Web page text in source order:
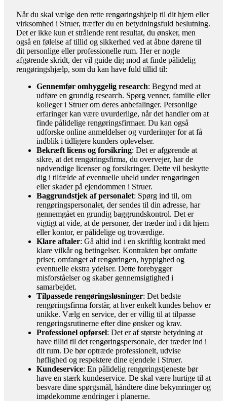
Når du skal vælge den rette rengøringshjælp til dit hjem eller
virksomhed i Struer, træffer du en betydningsfuld beslutning.
Det er ikke kun et strålende rent resultat, du ønsker, men
også en følelse af tillid og sikkerhed ved at åbne dørene til
dit personlige eller professionelle rum. Her er nogle
afgørende skridt, der vil guide dig mod at finde pålidelig
rengøringshjælp, som du kan have fuld tillid til:
Gennemfør omhyggelig research: Begynd med at
udføre en grundig research. Spørg venner, familie eller
kolleger i Struer om deres anbefalinger. Personlige
erfaringer kan være uvurderlige, når det handler om at
finde pålidelige rengøringsfirmaer. Du kan også
udforske online anmeldelser og vurderinger for at få
indblik i tidligere kunders oplevelser.
Bekræft licens og forsikring: Det er afgørende at
sikre, at det rengøringsfirma, du overvejer, har de
nødvendige licenser og forsikringer. Dette vil beskytte
dig i tilfælde af eventuelle uheld under rengøringen
eller skader på ejendommen i Struer.
Baggrundstjek af personalet: Spørg ind til, om
rengøringspersonalet, der sendes til din adresse, har
gennemgået en grundig baggrundskontrol. Det er
vigtigt at vide, at de personer, der træder ind i dit hjem
eller kontor, er pålidelige og troværdige.
Klare aftaler: Gå altid ind i en skriftlig kontrakt med
klare vilkår og betingelser. Kontrakten bør omfatte
priser, omfanget af rengøringen, hyppighed og
eventuelle ekstra ydelser. Dette forebygger
misforståelser og skaber gennemsigtighed i
samarbejdet.
Tilpassede rengøringsløsninger: Det bedste
rengøringsfirma forstår, at hver enkelt kundes behov er
unikke. Vælg en service, der er villig til at tilpasse
rengøringsrutinerne efter dine ønsker og krav.
Professionel opførsel: Det er af største betydning at
have tillid til det rengøringspersonale, der træder ind i
dit rum. De bør optræde professionelt, udvise
høflighed og respektere dine ejendele i Struer.
Kundeservice: En pålidelig rengøringstjeneste bør
have en stærk kundeservice. De skal være hurtige til at
besvare dine spørgsmål, håndtere dine bekymringer og
imødekomme ændringer i planerne.